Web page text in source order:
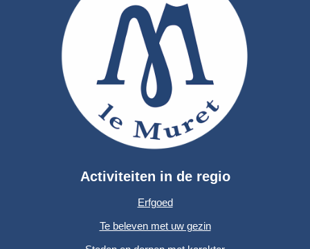
Activiteiten in de regio
Erfgoed
Te beleven met uw gezin